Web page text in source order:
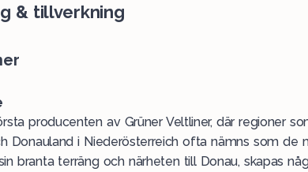
& tillverkning
producenten av Grüner Veltliner, där regioner
Donauland i Niederösterreich ofta nämns som de
branta terräng och närheten till Donau, skapas